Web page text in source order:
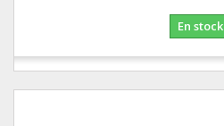
En stock